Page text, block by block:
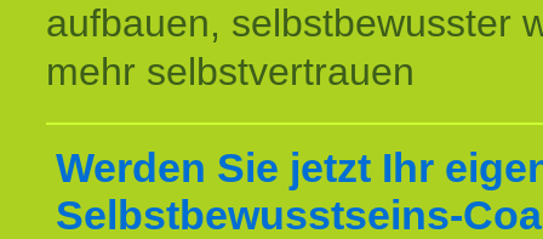
aufbauen, selbstbewusster
mehr selbstvertrauen
Werden Sie jetzt Ihr
Selbstbewusstseins-